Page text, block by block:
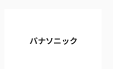
パナソニック